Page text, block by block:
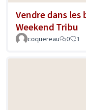
Vendre dans les
Weekend Tribu
coquereau 0 1